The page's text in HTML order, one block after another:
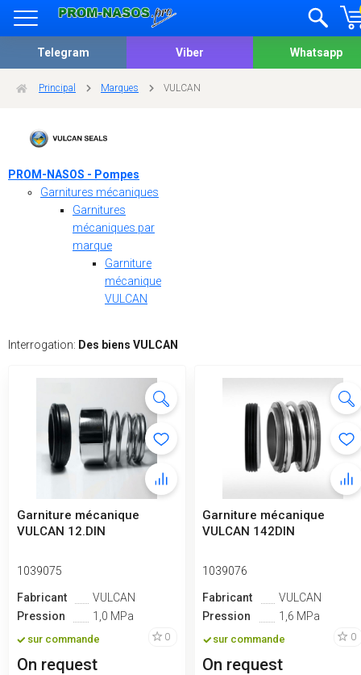
Telegram Viber Whatsapp
Principal Marques VULCAN
PROM-NASOS - Pompes
Garnitures mécaniques
Garnitures
mécaniques par
marque
Garniture
mécanique
VULCAN
Interrogation: Des biens VULCAN
Garniture mécanique
VULCAN 12.DIN
1039075
Fabricant
VULCAN
Pression
1,0 MPa
sur commande 0
On request
Garniture mécanique
VULCAN 142DIN
1039076
Fabricant
VULCAN
Pression
1,6 MPa
sur commande 0
On request